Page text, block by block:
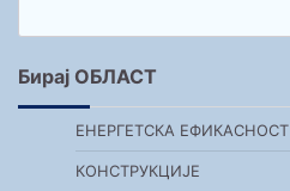
Бирај ОБЛАСТ
ЕНЕРГЕТСКА ЕФИКАСНОСТ
КОНСТРУКЦИЈЕ